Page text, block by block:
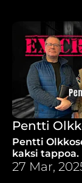
Pentti
Pentti
kaksi
kuolemaa,
pysäytti?
27 Mar,